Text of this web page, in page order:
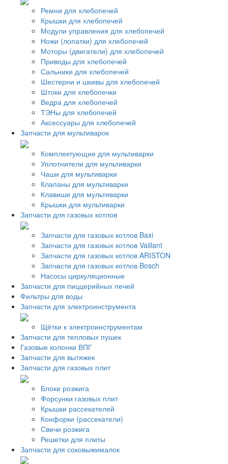
Ремни для хлебопечей
Крышки для хлебопечей
Модули управления для хлебопечей
Ножи (лопатки) для хлебопечей
Моторы (двигатели) для хлебопечей
Приводы для хлебопечей
Сальники для хлебопечей
Шестерни и шкивы для хлебопечей
Штоки для хлебопечки
Ведра для хлебопечей
ТЭНы для хлебопечей
Аксессуары для хлебопечей
Запчасти для мультиварок
Комплектующие для мультиварки
Уплотнители для мультиварки
Чаши для мультиварки
Клапаны для мультиварки
Клавиши для мультиварки
Крышки для мультиварки
Запчасти для газовых котлов
Запчасти для газовых котлов Baxi
Запчасти для газовых котлов Vaillant
Запчасти для газовых котлов ARISTON
Запчасти для газовых котлов Bosch
Насосы циркуляционные
Запчасти для пиццерийных печей
Фильтры для воды
Запчасти для электроинструмента
Щётки к электроинструментам
Запчасти для тепловых пушек
Газовые колонки ВПГ
Запчасти для вытяжек
Запчасти для газовых плит
Блоки розжига
Форсунки газовых плит
Крышки рассекателей
Конфорки (рассекатели)
Свечи розжига
Решетки для плиты
Запчасти для соковыжималок